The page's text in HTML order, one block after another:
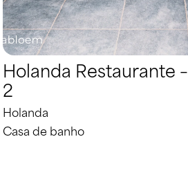
Holanda Restaurante
2
Holanda
Casa de banho